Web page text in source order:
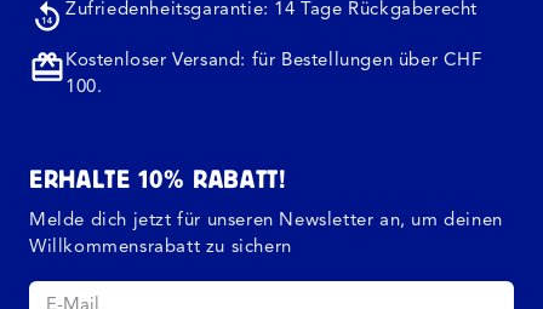
Zufriedenheitsgarantie: 14 Tage Rückgaberecht
Kostenloser Versand: für Bestellungen über CHF
100.
ERHALTE 10% RABATT!
Melde dich jetzt für unseren Newsletter an, um deinen
Willkommensrabatt zu sichern